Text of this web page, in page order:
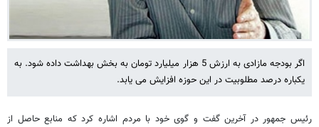
اگر بودجه مازادی به ارزش 5 هزار میلیارد تومان به بخش بهداشت داده شود. به
یکباره درصد مطلوبیت در این حوزه افزایش می یابد.
رئیس جمهور در آخرین گفت و گوی خود با مردم اشاره کرد که منابع حاصل از